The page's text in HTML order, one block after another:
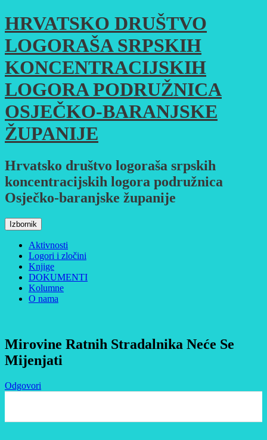
Skoči
do
sadržaja
HRVATSKO DRUŠTVO
LOGORAŠA SRPSKIH
KONCENTRACIJSKIH
LOGORA PODRUŽNICA
OSJEČKO-BARANJSKE
ŽUPANIJE
Hrvatsko društvo logoraša srpskih
koncentracijskih logora podružnica
Osječko-baranjske županije
Izbornik
Aktivnosti
Logori i zločini
Knjige
DOKUMENTI
Kolumne
O nama
Mirovine Ratnih Stradalnika Neće Se
Mijenjati
Odgovori